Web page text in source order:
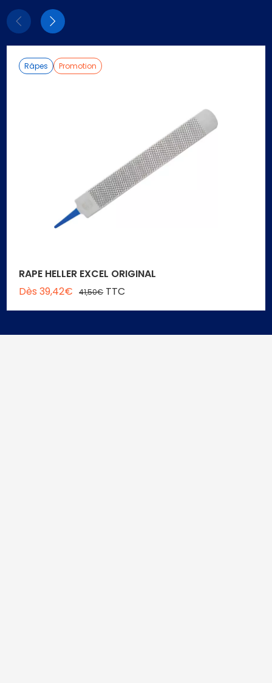
ElémentsEléments
Râpes Promotion
RAPE HELLER EXCEL ORIGINAL
Dès 39,42€
41,50€TTC